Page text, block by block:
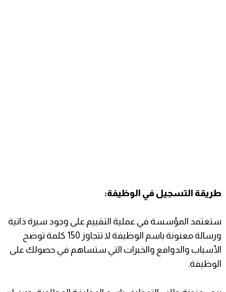
طريقة التسجيل في الوظيفة:
ستعتمد المؤسسة في عملية التقييم على وجود سيرة ذاتية
ورسالة معنونة باسم الوظيفة لا تتجاوز 150 كلمة توضح
الأسباب والدوافع والخبرات التي ستساهم في حصولك على
الوظيفة.